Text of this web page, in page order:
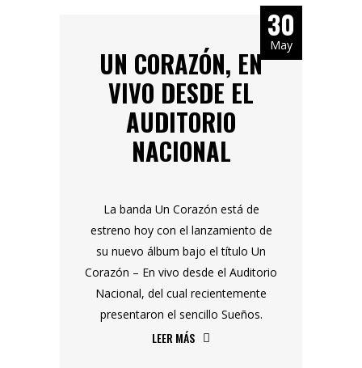
30
May
UN CORAZÓN, EN
VIVO DESDE EL
AUDITORIO
NACIONAL
La banda Un Corazón está de
estreno hoy con el lanzamiento de
su nuevo álbum bajo el título Un
Corazón – En vivo desde el Auditorio
Nacional, del cual recientemente
presentaron el sencillo Sueños.
LEER MÁS